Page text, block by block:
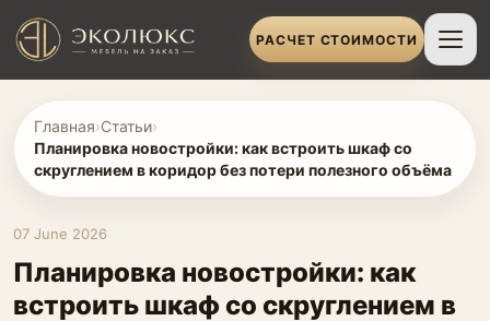
РАСЧЕТ СТОИМОСТИ
Главная›Статьи›
Планировка новостройки: как встроить шкаф со
скруглением в коридор без потери полезного объёма
07 June 2026
Планировка новостройки: как
встроить шкаф со скруглением в